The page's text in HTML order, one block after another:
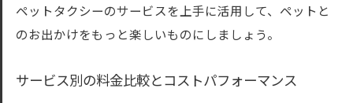
ペットタクシーのサービスを上手に活用して、ペットと
のお出かけをもっと楽しいものにしましょう。
サービス別の料金比較とコストパフォーマンス